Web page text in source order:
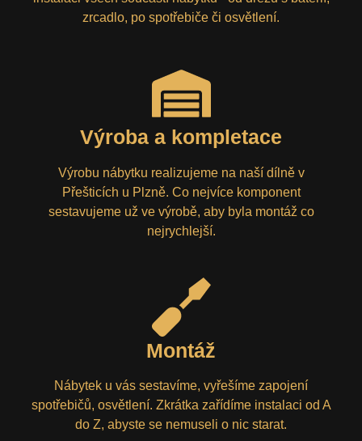
zrcadlo, po spotřebiče či osvětlení.
Výroba a kompletace
Výrobu nábytku realizujeme na naší dílně v
Přešticích u Plzně. Co nejvíce komponent
sestavujeme už ve výrobě, aby byla montáž co
nejrychlejší.
Montáž
Nábytek u vás sestavíme, vyřešíme zapojení
spotřebičů, osvětlení. Zkrátka zařídíme instalaci od A
do Z, abyste se nemuseli o nic starat.